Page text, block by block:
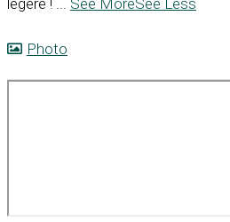
légère ! ... See MoreSee Less
Photo